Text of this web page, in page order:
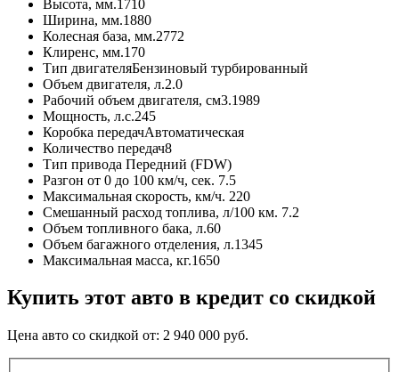
Высота, мм.1710
Ширина, мм.1880
Колесная база, мм.2772
Клиренс, мм.170
Тип двигателяБензиновый турбированный
Объем двигателя, л.2.0
Рабочий объем двигателя, см3.1989
Мощность, л.с.245
Коробка передачАвтоматическая
Количество передач8
Тип привода Передний (FDW)
Разгон от 0 до 100 км/ч, сек. 7.5
Максимальная скорость, км/ч. 220
Смешанный расход топлива, л/100 км. 7.2
Объем топливного бака, л.60
Объем багажного отделения, л.1345
Максимальная масса, кг.1650
Купить этот авто в кредит со скидкой
Цена авто со скидкой от: 2 940 000 руб.